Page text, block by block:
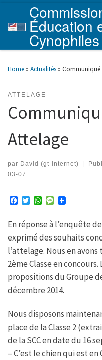
Skip to content
Éducation
Cynophiles
Home » Actualités » Communiqué
ATTELAGE
Attelage
par David (gt-internet)
03-07
e
o
o
T
t
e
r
W
t
s
A
p
M
s
g
e
En réponse à l’enquête
exprimé des souhaits
l’attelage. Nous en
2ème Classe en concours.
propositions du Groupe
décembre 2014.
Nous disposons
place de la Classe 2
de la SCC en date du 16
– C’est le chien qui est